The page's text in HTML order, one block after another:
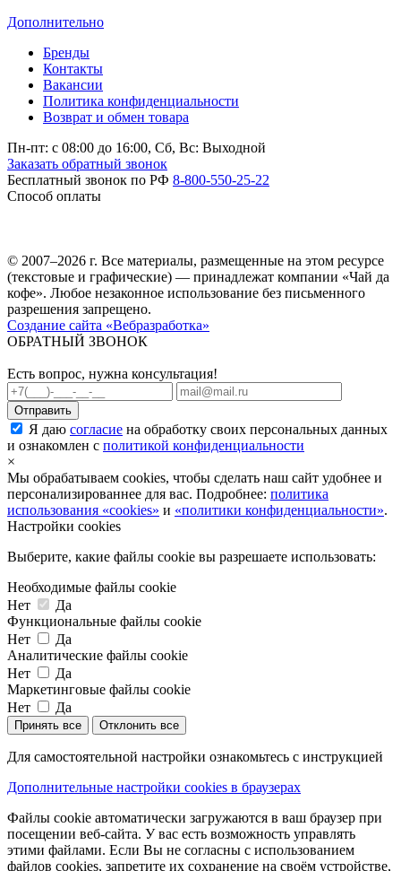
Дополнительно
Бренды
Контакты
Вакансии
Политика конфиденциальности
Возврат и обмен товара
Пн-пт: c 08:00 до 16:00, Сб, Вс: Выходной
Заказать обратный звонок
Бесплатный звонок по РФ 8-800-550-25-22
Способ оплаты
© 2007–2026 г. Все материалы, размещенные на этом ресурсе
(текстовые и графические) — принадлежат компании «Чай да
кофе». Любое незаконное использование без письменного
разрешения запрещено.
Создание сайта «Вебразработка»
ОБРАТНЫЙ ЗВОНОК
Есть вопрос, нужна консультация!
Я даю согласие на обработку своих персональных данных
и ознакомлен с политикой конфиденциальности
×
Мы обрабатываем cookies, чтобы сделать наш сайт удобнее и
персонализированнее для вас. Подробнее: политика
использования «cookies» и «политики конфиденциальности».
Настройки cookies
Выберите, какие файлы cookie вы разрешаете использовать:
Необходимые файлы cookie
Нет
Да
Функциональные файлы cookie
Нет
Да
Аналитические файлы cookie
Нет
Да
Маркетинговые файлы cookie
Нет
Да
Принять все Отклонить все
Для самостоятельной настройки ознакомьтесь с инструкцией
Дополнительные настройки cookies в браузерах
Файлы cookie автоматически загружаются в ваш браузер при
посещении веб-сайта. У вас есть возможность управлять
этими файлами. Если Вы не согласны с использованием
файлов cookies, запретите их сохранение на своём устройстве,